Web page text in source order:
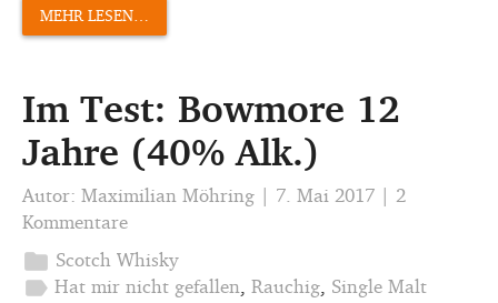
MEHR LESEN…
Im Test: Bowmore 12
Jahre (40% Alk.)
Autor: Maximilian Möhring | 7. Mai 2017 | 2
Kommentare
folder Scotch Whisky
label Hat mir nicht gefallen, Rauchig, Single Malt